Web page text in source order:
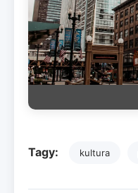
Tagy: kultura